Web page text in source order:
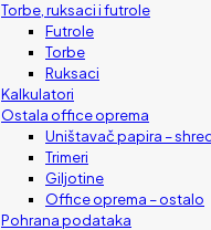
Torbe, ruksaci i futrole
Futrole
Torbe
Ruksaci
Kalkulatori
Ostala office oprema
Uništavač papira –
Trimeri
Giljotine
Office oprema – ostalo
Pohrana podataka